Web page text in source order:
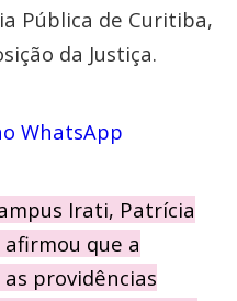
Pública de Curitiba,
da Justiça.
WhatsApp
Irati, Patrícia
que a
providências